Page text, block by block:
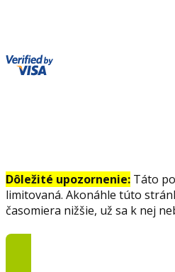
Dôležité upozornenie: Táto
limitovaná. Akonáhle túto
časomiera nižšie, už sa k nej